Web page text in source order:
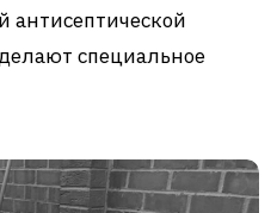
антисептической
специальное